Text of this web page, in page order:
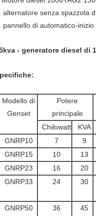
alternatore senza spazzola
pannello di automatico-inizio
- generatore diesel di
Modello di
Genset
Potere
principale
Chilowatt
KVA
GNRP10
7 9
GNRP15
10 13
GNRP23
16 20
GNRP33
24 30
GNRP50 36 45